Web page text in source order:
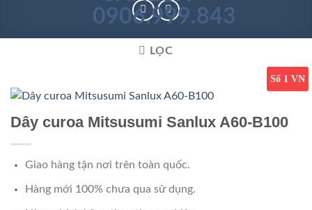
LỌC
Số 1 VN
Dây curoa Mitsusumi Sanlux A60-B100
Giao hàng tận nơi trên toàn quốc.
Hàng mới 100% chưa qua sử dụng.